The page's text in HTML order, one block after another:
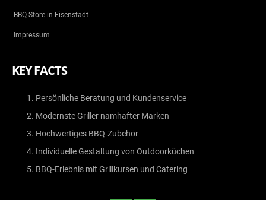
BBQ Store in Eisenstadt
Impressum
KEY FACTS
Persönliche Beratung und Kundenservice
Modernste Griller namhafter Marken
Hochwertiges BBQ-Zubehör
Individuelle Gestaltung von Outdoorküchen
BBQ-Erlebnis mit Grillkursen und Catering